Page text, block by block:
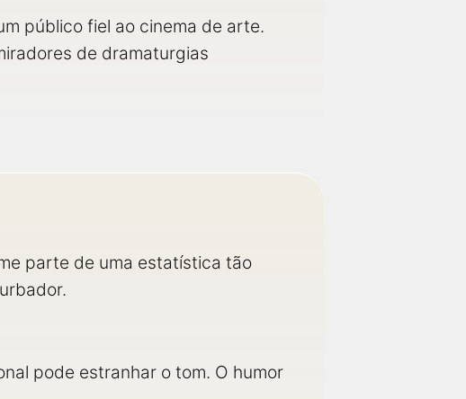
público fiel ao cinema de arte.
de dramaturgias
parte de uma estatística tão
pode estranhar o tom. O humor